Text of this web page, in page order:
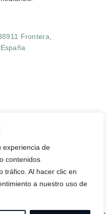
experiencia de
contenidos
tráfico. Al hacer clic en
a nuestro uso de
Frontera,